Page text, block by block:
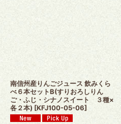
南信州産りんごジュース 飲みくら
べ６本セットB(すりおろしりん
ご・ふじ・シナノスイート ３種×
各２本) [KFJ100-05-06]